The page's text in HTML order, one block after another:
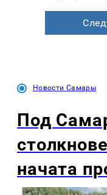
Новости Самары
Под
начата